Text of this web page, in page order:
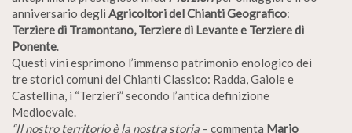
anniversario degli Agricoltori del Chianti Geografico:
Terziere di Tramontano, Terziere di Levante e Terziere di
Ponente.
Questi vini esprimono l’immenso patrimonio enologico dei
tre storici comuni del Chianti Classico: Radda, Gaiole e
Castellina, i “Terzieri” secondo l’antica definizione
Medioevale.
“Il nostro territorio è la nostra storia – commenta Mario